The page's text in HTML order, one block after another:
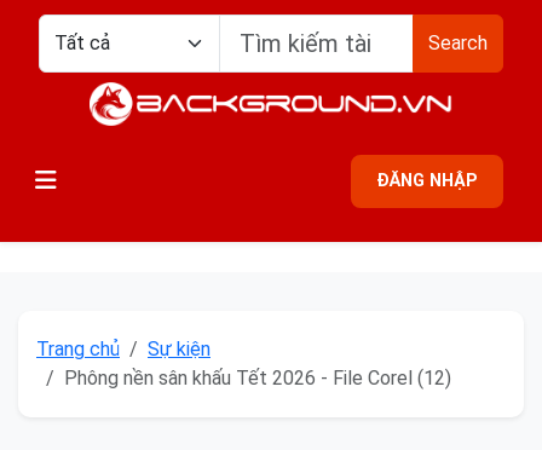
Search
ĐĂNG NHẬP
Trang chủ
Sự kiện
Phông nền sân khấu Tết 2026 - File Corel (12)